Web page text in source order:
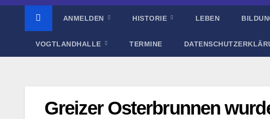
ANMELDEN HISTORIE LEBEN
VOGTLANDHALLE TERMINE
Greizer Osterbrunnen